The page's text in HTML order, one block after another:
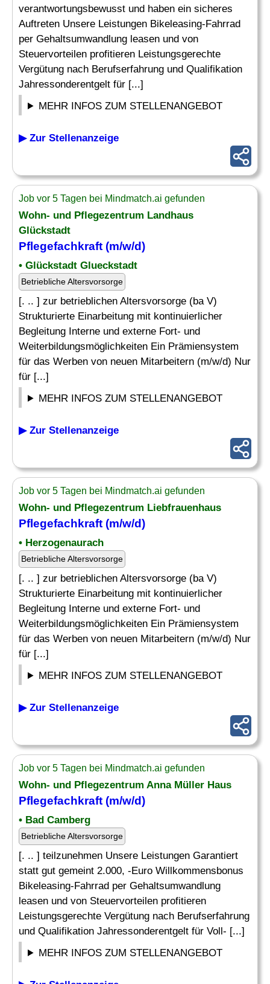
verantwortungsbewusst und haben ein sicheres
Auftreten Unsere Leistungen Bikeleasing-Fahrrad
per Gehaltsumwandlung leasen und von
Steuervorteilen profitieren Leistungsgerechte
Vergütung nach Berufserfahrung und Qualifikation
Jahressonderentgelt für [...]
MEHR INFOS ZUM STELLENANGEBOT
▶ Zur Stellenanzeige
Job vor 5 Tagen bei Mindmatch.ai gefunden
Wohn- und Pflegezentrum Landhaus
Glückstadt
Pflegefachkraft (m/w/d)
• Glückstadt Glueckstadt
Betriebliche Altersvorsorge
[. .. ] zur betrieblichen Altersvorsorge (ba V)
Strukturierte Einarbeitung mit kontinuierlicher
Begleitung Interne und externe Fort- und
Weiterbildungsmöglichkeiten Ein Prämiensystem
für das Werben von neuen Mitarbeitern (m/w/d) Nur
für [...]
MEHR INFOS ZUM STELLENANGEBOT
▶ Zur Stellenanzeige
Job vor 5 Tagen bei Mindmatch.ai gefunden
Wohn- und Pflegezentrum Liebfrauenhaus
Pflegefachkraft (m/w/d)
• Herzogenaurach
Betriebliche Altersvorsorge
[. .. ] zur betrieblichen Altersvorsorge (ba V)
Strukturierte Einarbeitung mit kontinuierlicher
Begleitung Interne und externe Fort- und
Weiterbildungsmöglichkeiten Ein Prämiensystem
für das Werben von neuen Mitarbeitern (m/w/d) Nur
für [...]
MEHR INFOS ZUM STELLENANGEBOT
▶ Zur Stellenanzeige
Job vor 5 Tagen bei Mindmatch.ai gefunden
Wohn- und Pflegezentrum Anna Müller Haus
Pflegefachkraft (m/w/d)
• Bad Camberg
Betriebliche Altersvorsorge
[. .. ] teilzunehmen Unsere Leistungen Garantiert
statt gut gemeint 2.000, -Euro Willkommensbonus
Bikeleasing-Fahrrad per Gehaltsumwandlung
leasen und von Steuervorteilen profitieren
Leistungsgerechte Vergütung nach Berufserfahrung
und Qualifikation Jahressonderentgelt für Voll- [...]
MEHR INFOS ZUM STELLENANGEBOT